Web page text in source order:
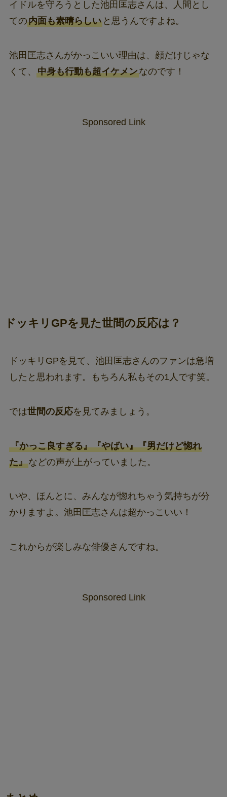
イドルを守ろうとした池田匡志さんは、人間とし
ての内面も素晴らしいと思うんですよね。
池田匡志さんがかっこいい理由は、顔だけじゃな
くて、 中身も行動も超イケメンなのです！
Sponsored Link
ドッキリGPを見た世間の反応は？
ドッキリGPを見て、池田匡志さんのファンは急増
したと思われます。もちろん私もその1人です笑。
では世間の反応を見てみましょう。
『かっこ良すぎる』『やばい』『男だけど惚れ
た』などの声が上がっていました。
いや、ほんとに、みんなが惚れちゃう気持ちが分
かりますよ。池田匡志さんは超かっこいい！
これからが楽しみな俳優さんですね。
Sponsored Link